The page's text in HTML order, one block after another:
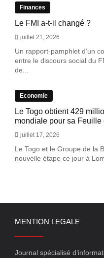
Finances
Le FMI a-t-il changé ?
juillet 21, 2026
Un rapport-pamphlet d’un
entre le discours social du
de...
Economie
Le Togo obtient 429
mondiale pour sa
juillet 17, 2026
Le Togo et le Groupe de la
nouvelle étape ce jour à
MENTION LEGALE
Journal spécialisé